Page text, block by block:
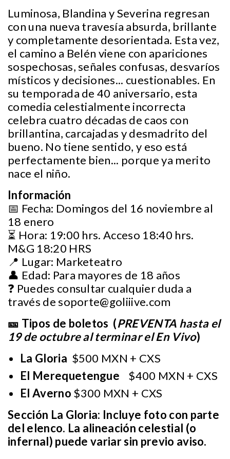
Luminosa, Blandina y Severina regresan
con una nueva travesía absurda, brillante
y completamente desorientada. Esta vez,
el camino a Belén viene con apariciones
sospechosas, señales confusas, desvaríos
místicos y decisiones... cuestionables. En
su temporada de 40 aniversario, esta
comedia celestialmente incorrecta
celebra cuatro décadas de caos con
brillantina, carcajadas y desmadrito del
bueno. No tiene sentido, y eso está
perfectamente bien... porque ya merito
nace el niño.
Información
📅 Fecha: Domingos del 16 noviembre al
18 enero
⏳ Hora: 19:00 hrs. Acceso 18:40 hrs.
M&G 18:20 HRS
📍 Lugar: Marketeatro
👤 Edad: Para mayores de 18 años
❓ Puedes consultar cualquier duda a
través desoporte@goliiive.com
🎫 Tipos de boletos (PREVENTA hasta el
19 de octubre al terminar el En Vivo)
La Gloria $500 MXN + CXS
El Merequetengue $400 MXN + CXS
El Averno $300 MXN + CXS
Sección La Gloria: Incluye foto con parte
del elenco. La alineación celestial (o
infernal) puede variar sin previo aviso.